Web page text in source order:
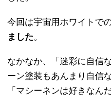
今回は宇宙用ホワイトで
ました。
なかなか、「迷彩に自信
ーン塗装もあんまり自信
「マシーネンは好きなん